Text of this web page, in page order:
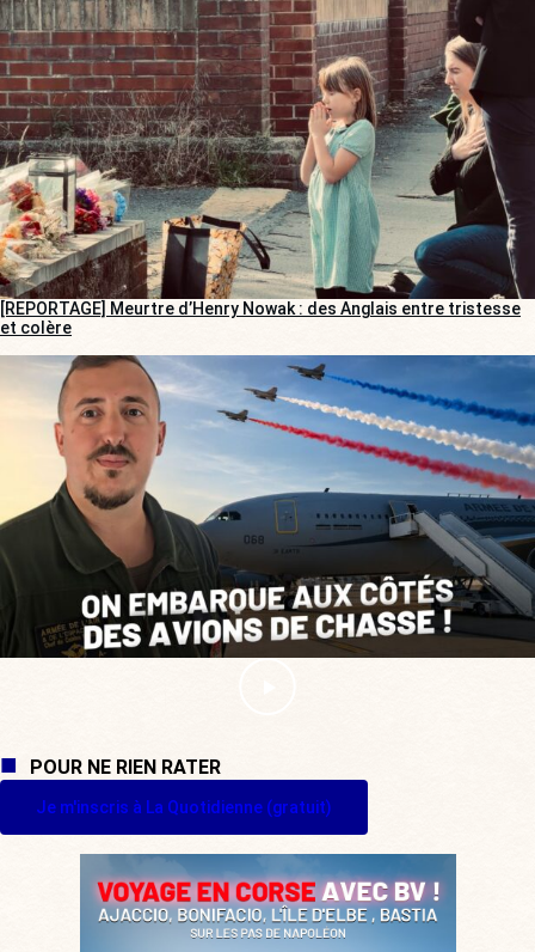
[REPORTAGE] Meurtre d’Henry Nowak : des Anglais entre tristesse
et colère
POUR NE RIEN RATER
Je m'inscris à La Quotidienne (gratuit)